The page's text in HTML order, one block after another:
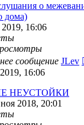
о
дома)
16:06
сообщение JLev
16:06
НЕУСТОЙКИ
2018, 20:01